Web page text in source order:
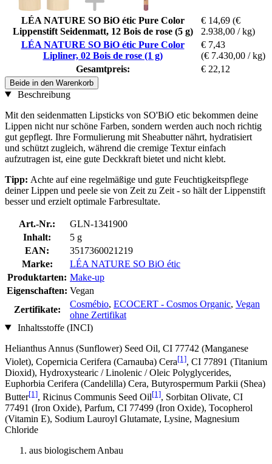
LÉA NATURE SO BiO étic Pure Color
Lippenstift Seidenmatt, 12 Bois de rose (5 g)
€ 14,69 (€
2.938,00 / kg)
LÉA NATURE SO BiO étic Pure Color
Lipliner, 02 Bois de rose (1 g)
€ 7,43
(€ 7.430,00 / kg)
Gesamtpreis:
€ 22,12
Beide in den Warenkorb
Beschreibung
Mit den seidenmatten Lipsticks von SO'BiO etic bekommen deine
Lippen nicht nur schöne Farben, sondern werden auch noch richtig
gut gepflegt. Ihre Formulierung mit Sheabutter nährt, hydratisiert
und schützt zugleich, während die cremige Textur einfach
aufzutragen ist, eine gute Deckkraft bietet und nicht klebt.
Tipp: Achte auf eine regelmäßige und gute Feuchtigkeitspflege
deiner Lippen und peele sie von Zeit zu Zeit - so hält der Lippenstift
besser und erzielt optimale Farbresultate.
Art.-Nr.:
GLN-1341900
Inhalt:
5 g
EAN:
3517360021219
Marke:
LÉA NATURE SO BiO étic
Produktarten: Make-up
Eigenschaften: Vegan
Zertifikate:
Cosmébio, ECOCERT - Cosmos Organic, Vegan
ohne Zertifikat
Inhaltsstoffe (INCI)
Helianthus Annus (Sunflower) Seed Oil, CI 77742 (Manganese
Violet), Copernicia Cerifera (Carnauba) Cera[1], CI 77891 (Titanium
Dioxid), Hydroxystearic / Linolenic / Oleic Polyglycerides,
Euphorbia Cerifera (Candelilla) Cera, Butyrospermum Parkii (Shea)
Butter[1], Ricinus Communis Seed Oil[1], Sorbitan Olivate, CI
77491 (Iron Oxide), Parfum, CI 77499 (Iron Oxide), Tocopherol
(Vitamin E), Sodium Lauroyl Glutamate, Lysine, Magnesium
Chloride
aus biologischem Anbau